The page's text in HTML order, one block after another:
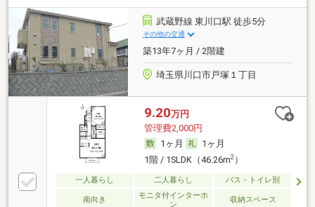
武蔵野線 東川口駅 徒歩5分
その他の交通
築13年7ヶ月 / 2階建
埼玉県川口市戸塚１丁目
9.20万円
管理費2,000円
1ヶ月
1ヶ月
1階 / 1SLDK（46.26m2）
一人暮らし 二人暮らし バス・トイレ別
南向き
モニタ付インターホ
ン
収納スペース